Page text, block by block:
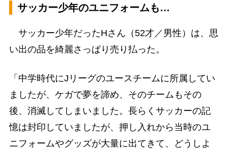
サッカー少年のユニフォームも…
サッカー少年だったHさん（52才／男性）は、思
い出の品を綺麗さっぱり売り払った。
「中学時代にJリーグのユースチームに所属してい
ましたが、ケガで夢を諦め、そのチームもその
後、消滅してしまいました。長らくサッカーの記
憶は封印していましたが、押し入れから当時のユ
ニフォームやグッズが大量に出てきて、どうしよ